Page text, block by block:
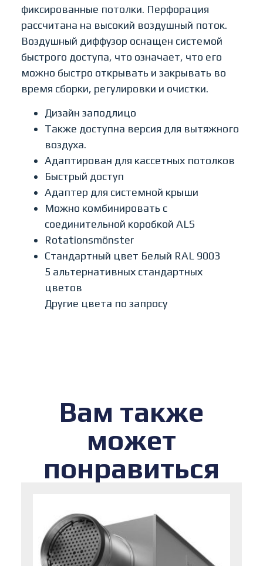
фиксированные потолки. Перфорация
рассчитана на высокий воздушный поток.
Воздушный диффузор оснащен системой
быстрого доступа, что означает, что его
можно быстро открывать и закрывать во
время сборки, регулировки и очистки.
Дизайн заподлицо
Также доступна версия для вытяжного
воздуха.
Адаптирован для кассетных потолков
Быстрый доступ
Адаптер для системной крыши
Можно комбинировать с
соединительной коробкой ALS
Rotationsmönster
Стандартный цвет Белый RAL 9003
5 альтернативных стандартных
цветов
Другие цвета по запросу
Вам также
может
понравиться